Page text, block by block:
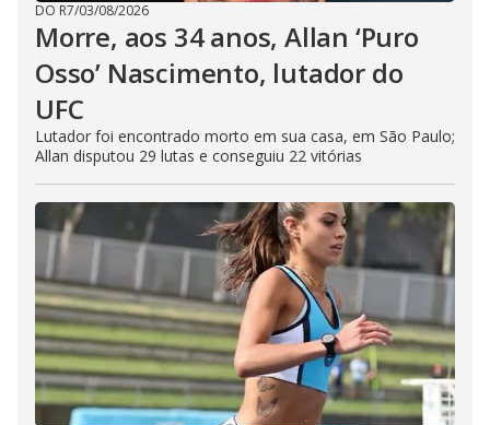
DO R7/03/08/2026
Morre, aos 34 anos, Allan ‘Puro
Osso’ Nascimento, lutador do
UFC
Lutador foi encontrado morto em sua casa, em São Paulo;
Allan disputou 29 lutas e conseguiu 22 vitórias